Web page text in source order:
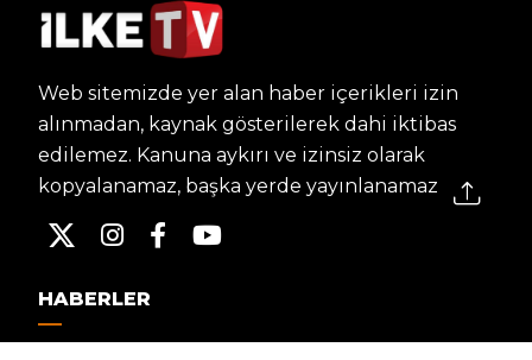
Web sitemizde yer alan haber içerikleri izin
alınmadan, kaynak gösterilerek dahi iktibas
edilemez. Kanuna aykırı ve izinsiz olarak
kopyalanamaz, başka yerde yayınlanamaz.
HABERLER